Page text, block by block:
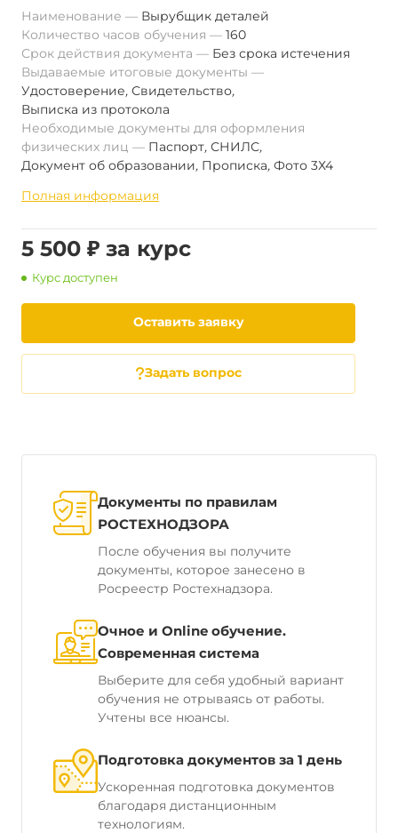
Наименование
Вырубщик деталей
Количество часов обучения
160
Срок действия документа
Без срока истечения
Выдаваемые итоговые документы
Удостоверение, Свидетельство,
Выписка из протокола
Необходимые документы для оформления
физических лиц
Паспорт, СНИЛС,
Документ об образовании, Прописка, Фото 3Х4
Полная информация
5 500 ₽ за курс
Курс доступен
Оставить заявку
Задать вопрос
Документы по правилам
РОСТЕХНОДЗОРА
После обучения вы получите
документы, которое занесено в
Росреестр Ростехнадзора.
Очное и Online обучение.
Современная система
Выберите для себя удобный вариант
обучения не отрываясь от работы.
Учтены все нюансы.
Подготовка документов за 1 день
Ускоренная подготовка документов
благодаря дистанционным
технологиям.